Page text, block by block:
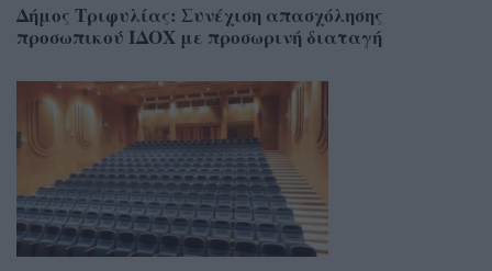
Δήμος Τριφυλίας: Συνέχιση απασχόλησης
προσωπικού ΙΔΟΧ με προσωρινή διαταγή